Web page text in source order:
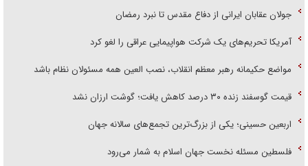
جولان عقابان ایرانی از دفاع مقدس تا نبرد رمضان
آمریکا تحریم‌های یک شرکت هواپیمایی عراقی را لغو کرد
مواضع حکیمانه رهبر معظم انقلاب، نصب العین همه مسئولان نظام باشد
قیمت گوسفند زنده ۳۰ درصد کاهش یافت؛ گوشت ارزان نشد
اربعین حسینی؛ یکی از بزرگ‌ترین تجمع‌های سالانه جهان
فلسطین مسئله نخست جهان اسلام به شمار می‌رود